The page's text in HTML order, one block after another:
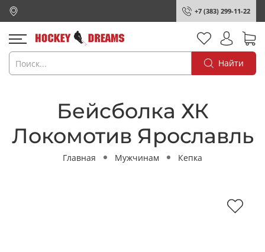
+7 (383) 299-11-22
Найти
Бейсболка ХК
Локомотив Ярославль
Главная Мужчинам Кепка